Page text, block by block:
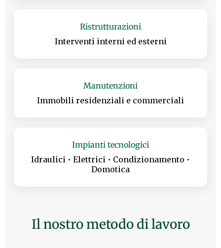
Ristrutturazioni
Interventi interni ed esterni
Manutenzioni
Immobili residenziali e commerciali
Impianti tecnologici
Idraulici • Elettrici • Condizionamento •
Domotica
Il nostro metodo di lavoro